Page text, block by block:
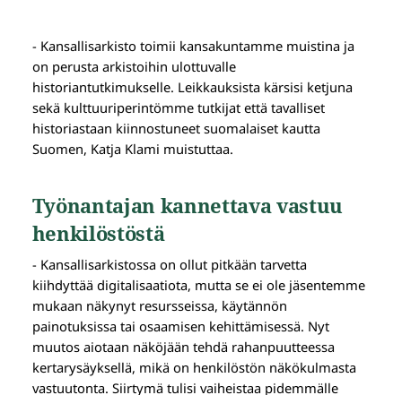
- Kansallisarkisto toimii kansakuntamme muistina ja
on perusta arkistoihin ulottuvalle
historiantutkimukselle. Leikkauksista kärsisi ketjuna
sekä kulttuuriperintömme tutkijat että tavalliset
historiastaan kiinnostuneet suomalaiset kautta
Suomen, Katja Klami muistuttaa.
Työnantajan kannettava vastuu
henkilöstöstä
- Kansallisarkistossa on ollut pitkään tarvetta
kiihdyttää digitalisaatiota, mutta se ei ole jäsentemme
mukaan näkynyt resursseissa, käytännön
painotuksissa tai osaamisen kehittämisessä. Nyt
muutos aiotaan näköjään tehdä rahanpuutteessa
kertarysäyksellä, mikä on henkilöstön näkökulmasta
vastuutonta. Siirtymä tulisi vaiheistaa pidemmälle